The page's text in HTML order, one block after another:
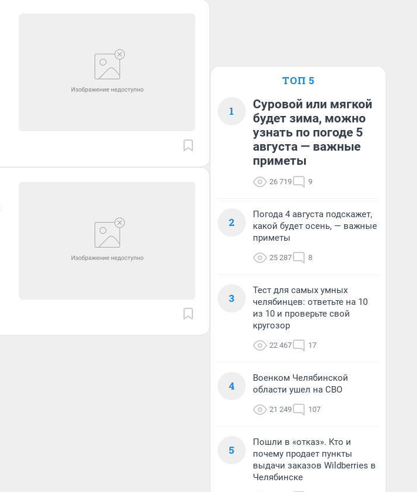
ТОП 5
1
Суровой или мягкой
будет зима, можно
узнать по погоде 5
августа — важные
приметы
26 719 9
2
Погода 4 августа подскажет,
какой будет осень, — важные
приметы
25 287 8
3
Тест для самых умных
челябинцев: ответьте на 10
из 10 и проверьте свой
кругозор
22 467 17
4
Военком Челябинской
области ушел на СВО
21 249 107
5
Пошли в «отказ». Кто и
почему продает пункты
выдачи заказов Wildberries в
Челябинске